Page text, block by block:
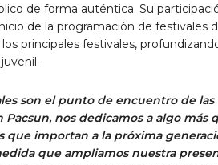
de forma auténtica. Su
de la programación de festivales
principales festivales,
son el punto de encuentro de
nos dedicamos a algo más
importan a la próxima
que ampliamos nuestra